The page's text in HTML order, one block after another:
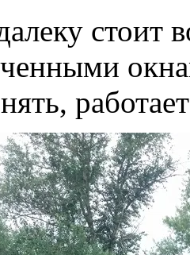
стоит